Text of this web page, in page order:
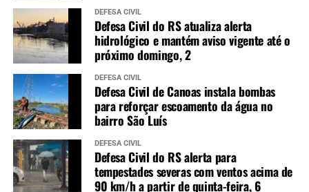
DEFESA CIVIL
Defesa Civil do RS atualiza alerta
hidrológico e mantém aviso vigente até o
próximo domingo, 2
DEFESA CIVIL
Defesa Civil de Canoas instala bombas
para reforçar escoamento da água no
bairro São Luís
DEFESA CIVIL
Defesa Civil do RS alerta para
tempestades severas com ventos acima de
90 km/h a partir de quinta-feira, 6